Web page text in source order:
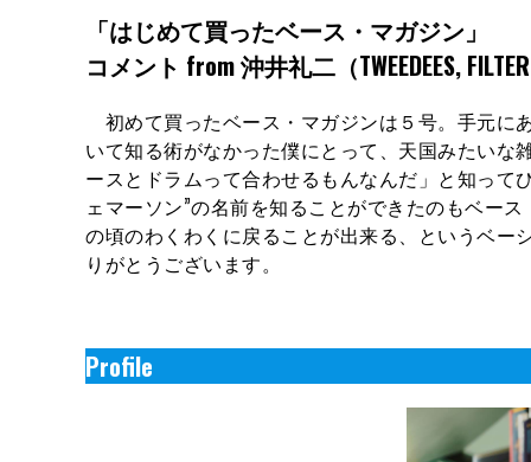
「はじめて買ったベース・マガジン」
コメント from沖井礼二（TWEEDEES,
初めて買ったベース・マガジンは５号。手元に
いて知る術がなかった僕にとって、天国みたい
ースとドラムって合わせるもんなんだ」と知って
ェマーソン”の名前を知ることができたのもベー
の頃のわくわくに戻ることが出来る、というベー
りがとうございます。
Profile